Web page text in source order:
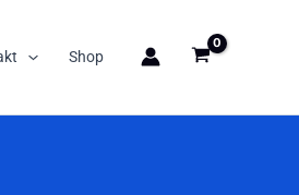
Shop